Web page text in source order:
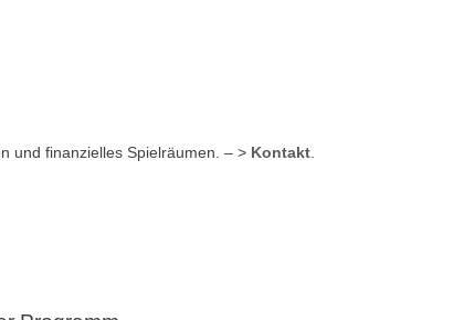
und finanzielles Spielräumen. – > Kontakt